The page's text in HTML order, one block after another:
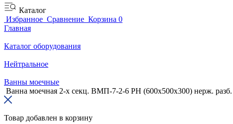
Каталог
Избранное Сравнение Корзина 0
Главная
Каталог оборудования
Нейтральное
Ванны моечные
Ванна моечная 2-х секц. ВМП-7-2-6 РН (600х500х300) нерж. разб.
Товар добавлен в корзину